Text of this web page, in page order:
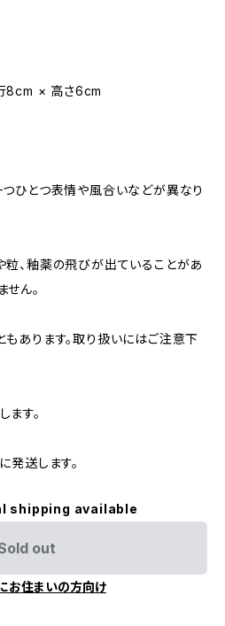
8cm × 高さ6cm
ひとつ表情や風合いなどが異なり
、釉薬の飛びが出ていることがあ
ん。
あります。取り扱いにはご注意下
す。
送します。
shipping available
out
お住まいの方向け